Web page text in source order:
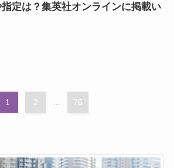
定は？集英社オンラインに掲載い
1 2 ... 76